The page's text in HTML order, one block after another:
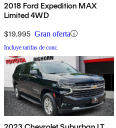
2018 Ford Expedition MAX
Limited 4WD
$19,995 Gran oferta
Incluye tarifas de conc.